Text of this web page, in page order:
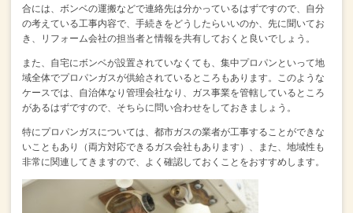
合には、ボンベの運搬などで連絡先は分かっているはずですので、 自分
の考えている工事内容で、手続きをどうしたらいいのか、先に聞いてお
き、
リフォーム会社の担当者と情報を共有しておくと良いでしょう。
また、自宅にボンベが設置されていなくても、集中プロパンといって地
域全体でプロパンガスが供給されているところもあります。
このような
ケースでは、自治体なり管理会社なり、ガス事業を管轄しているところ
があるはずですので、 そちらに問い合わせをしておきましょう。
特にプロパンガスについては、都市ガスの業者が工事することができな
いこともあり（両方対応できるガス会社もあります）、
また、地域性も
非常に関連してきますので、よく確認しておくことをおすすめします。